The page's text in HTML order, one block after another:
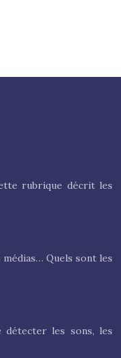
rubrique décrit les
Quels sont les
détecter les sons, les